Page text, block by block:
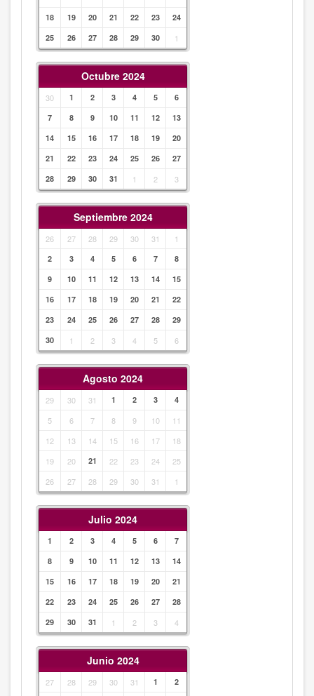
18
19 20 21 22 23
24
25
26 27 28 29 30 1
Octubre 2024
30 1 2 3 4 5
6
7
8 9 10 11 12
13
14
15 16 17 18 19
20
21
22 23 24 25 26
27
28
29 30 31 1 2 3
Septiembre 2024
26 27 28 29 30 31 1
2 3 4 5 6 7
8
9
10 11 12 13 14
15
16
17 18 19 20 21
22
23
24 25 26 27 28
29
30
1 2 3 4 5 6
Agosto 2024
29 30 31 1 2 3 4
5 6 7 8 9 10
11
12
13 14 15 16 17
18
19
20 21 22 23 24
25
26
27 28 29 30 31 1
Julio 2024
1 2 3 4 5 6
7
8
9 10 11 12 13
14
15
16 17 18 19 20
21
22
23 24 25 26 27
28
29
30 31 1 2 3 4
Junio 2024
27 28 29 30 31 1
2